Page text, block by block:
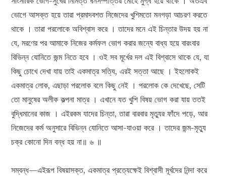
ভোগে আসক্ত হয়ে তারা প্রমাদবশত নিজেদের খুশিমতো মনগড়া আচরণ করতে
থাকে । তারা পরলোকে অবিশ্বাস করে । তাদের মনে এই চিন্তার উদয় হয় না
যে, মরণের পর আমাকে নিজের কর্মফল ভোগ করার জন্যে বাধ্য হয়ে বারংবার
বিভিন্ন যোনিতে জন্ম নিতে হবে । ওই সব মূর্খের দল এই বিশ্বাসে থাকে যে, যা
কিছু চোখে দেখা যায় তাই একমাত্র সত্যি, এরই সত্তা আছে । ইহলোকই
একমাত্র লোক, এছাড়া পরলোক বলে কিছু নেই । পরলোক কে দেখেছে, সেটি
তো মানুষের অলীক কল্পনা মাত্র । এখানে যত খুশি বিষয় ভোগ করা যায় ততই
বুদ্ধিমানের কাজ । এইরকম যাদের চিন্তা, তারা বারবার মৃত্যুর ফাঁদে পড়ে, আর
নিজেদের কর্ম অনুসারে বিভিন্ন যোনিতে আসা-যাওয়া করে । তাদের জন্ম-মৃত্যু
চক্র কোনো দিন বন্ধ হয় না॥ ৬ ॥
সম্বন্ধ—এইরূপ বিষয়াসক্ত, একমাত্র প্রত্যেক্ষেই বিশ্বাসী মূর্খদের নিন্দা করে